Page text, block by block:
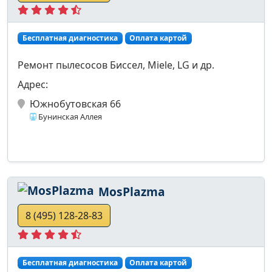
Бесплатная диагностика Оплата картой
Ремонт пылесосов Биссел, Miele, LG и др.
Адрес:
Южнобутовская 66
Бунинская Аллея
MosPlazma
8 (495) 128-28-83
Бесплатная диагностика Оплата картой